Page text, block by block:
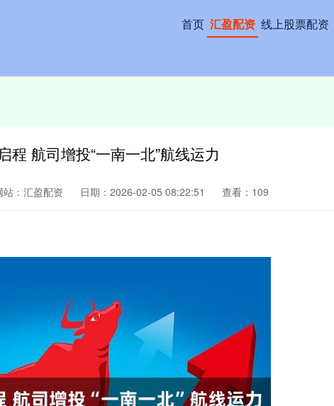
首页 汇盈配资 线上股票配资
程 航司增投“一南一北”航线运力
站：汇盈配资 日期：2026-02-05 08:22:51 查看：109